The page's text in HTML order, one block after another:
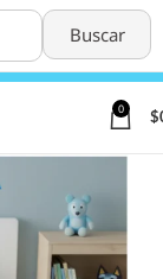
Buscar
0
$